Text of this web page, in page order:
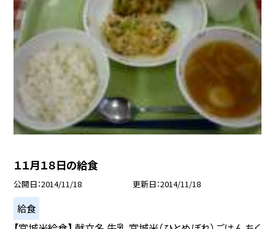
１１月１８日の給食
公開日 2014/11/18 更新日 2014/11/18
給食